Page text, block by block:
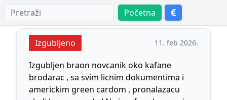
Početna
Izgubljeno 11. feb 2026.
Izgubljen braon novcanik oko kafane
brodarac , sa svim licnim dokumentima i
americkim green cardom , pronalazacu